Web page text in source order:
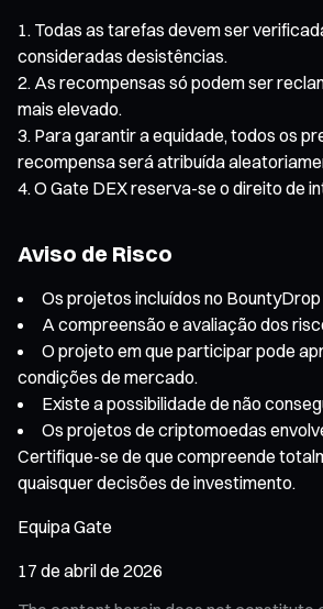
Todas as tarefas devem ser
consideradas desistências.
As recompensas só podem ser
mais elevado.
Para garantir a equidade, todos os
recompensa será atribuída
O Gate DEX reserva-se o direito de
Aviso de Risco
Os projetos incluídos no
A compreensão e avaliação dos
O projeto em que participar pode
condições de mercado.
Existe a possibilidade de não
Os projetos de criptomoedas
Certifique-se de que compreende
quaisquer decisões de investimento.
Equipa Gate
17 de abril de 2026